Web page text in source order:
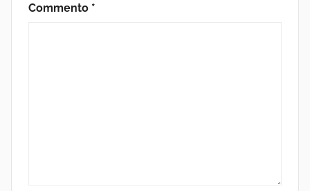
Commento *